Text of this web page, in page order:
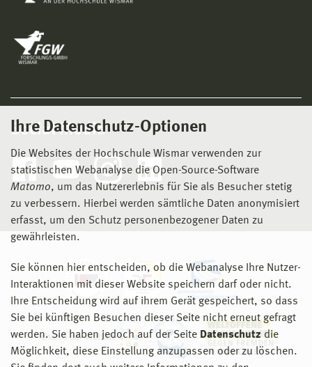
Ihre Datenschutz-Optionen
Die Websites der Hochschule Wismar verwenden zur
statistischen Webanalyse die Open-Source-Software
Matomo, um das Nutzererlebnis für Sie als Besucher stetig
zu verbessern. Hierbei werden sämtliche Daten anonymisiert
erfasst, um den Schutz personenbezogener Daten zu
gewährleisten.
Sie können hier entscheiden, ob die Webanalyse Ihre Nutzer-
Interaktionen mit dieser Website speichern darf oder nicht.
Ihre Entscheidung wird auf ihrem Gerät gespeichert, so dass
Sie bei künftigen Besuchen dieser Seite nicht erneut gefragt
werden. Sie haben jedoch auf der Seite Datenschutz die
Möglichkeit, diese Einstellung anzupassen oder zu löschen.
Social Media